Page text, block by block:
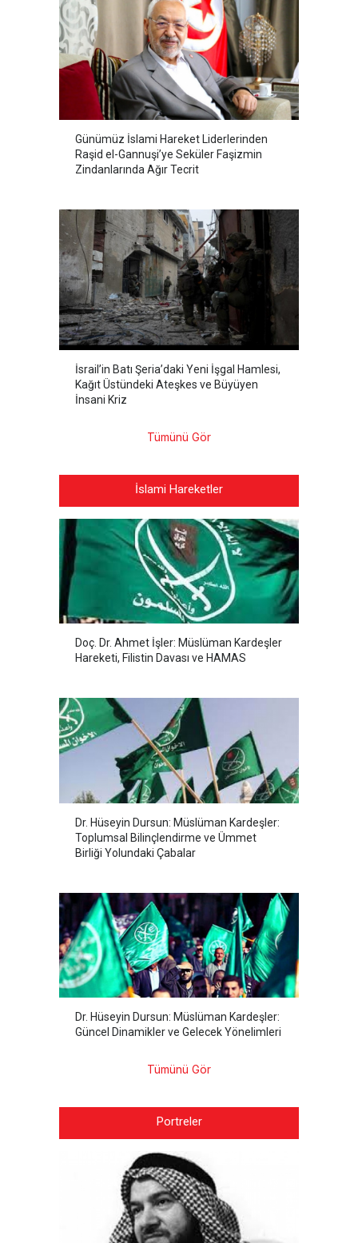
Günümüz İslami Hareket Liderlerinden
Raşid el-Gannuşi’ye Seküler Faşizmin
Zindanlarında Ağır Tecrit
İsrail’in Batı Şeria’daki Yeni İşgal Hamlesi,
Kağıt Üstündeki Ateşkes ve Büyüyen
İnsani Kriz
Tümünü Gör
İslami Hareketler
Doç. Dr. Ahmet İşler: Müslüman Kardeşler
Hareketi, Filistin Davası ve HAMAS
Dr. Hüseyin Dursun: Müslüman Kardeşler:
Toplumsal Bilinçlendirme ve Ümmet
Birliği Yolundaki Çabalar
Dr. Hüseyin Dursun: Müslüman Kardeşler:
Güncel Dinamikler ve Gelecek Yönelimleri
Tümünü Gör
Portreler